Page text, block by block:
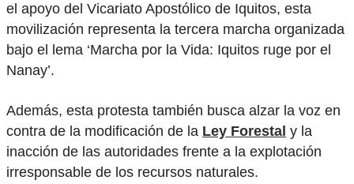
el apoyo del Vicariato Apostólico de Iquitos, esta
movilización representa la tercera marcha organizada
bajo el lema ‘Marcha por la Vida: Iquitos ruge por el
Nanay’.
Además, esta protesta también busca alzar la voz en
contra de la modificación de la Ley Forestal y la
inacción de las autoridades frente a la explotación
irresponsable de los recursos naturales.